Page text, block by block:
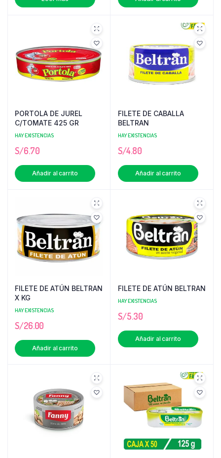
PORTOLA DE JUREL
C/TOMATE 425 GR
HAY EXISTENCIAS
S/6.70
Añadir al carrito
FILETE DE CABALLA
BELTRAN
HAY EXISTENCIAS
S/4.80
Añadir al carrito
FILETE DE ATÚN BELTRAN
X KG
HAY EXISTENCIAS
S/26.00
Añadir al carrito
FILETE DE ATÚN BELTRAN
HAY EXISTENCIAS
S/5.30
Añadir al carrito